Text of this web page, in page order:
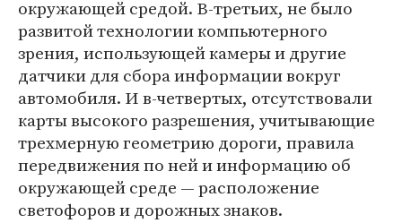
окружающей средой. В-третьих, не было
развитой технологии компьютерного
зрения, использующей камеры и другие
датчики для сбора информации вокруг
автомобиля. И в-четвертых, отсутствовали
карты высокого разрешения, учитывающие
трехмерную геометрию дороги, правила
передвижения по ней и информацию об
окружающей среде — расположение
светофоров и дорожных знаков.